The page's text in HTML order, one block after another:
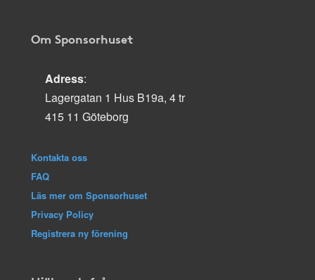
Om Sponsorhuset
Adress:
Lagergatan 1 Hus B19a, 4 tr
415 11 Göteborg
Kontakta oss
FAQ
Läs mer om Sponsorhuset
Privacy Policy
Registrera ny förening